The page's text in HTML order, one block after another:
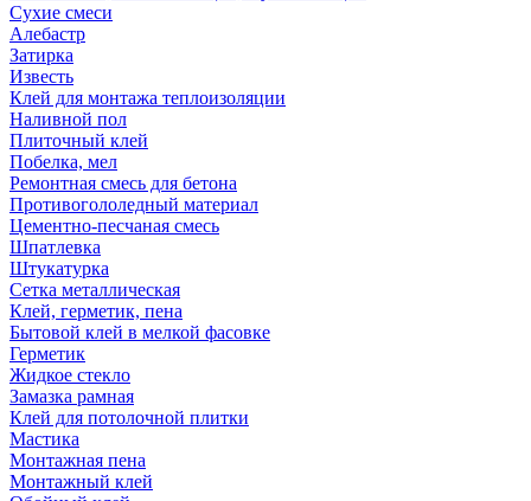
Сухие смеси
Алебастр
Затирка
Известь
Клей для монтажа теплоизоляции
Наливной пол
Плиточный клей
Побелка, мел
Ремонтная смесь для бетона
Противогололедный материал
Цементно-песчаная смесь
Шпатлевка
Штукатурка
Сетка металлическая
Клей, герметик, пена
Бытовой клей в мелкой фасовке
Герметик
Жидкое стекло
Замазка рамная
Клей для потолочной плитки
Мастика
Монтажная пена
Монтажный клей